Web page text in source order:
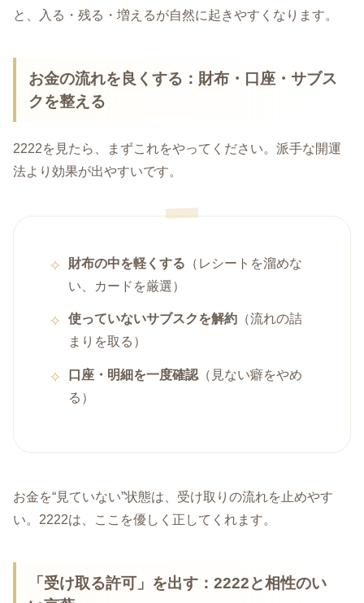
と、入る・残る・増えるが自然に起きやすくなります。
お金の流れを良くする：財布・口座・サブス
クを整える
2222を見たら、まずこれをやってください。派手な開運
法より効果が出やすいです。
財布の中を軽くする （レシートを溜めな
い、カードを厳選）
使っていないサブスクを解約 （流れの詰
まりを取る）
口座・明細を一度確認 （見ない癖をやめ
る）
お金を“見ていない”状態は、受け取りの流れを止めやす
い。2222は、ここを優しく正してくれます。
「受け取る許可」を出す：2222と相性のい